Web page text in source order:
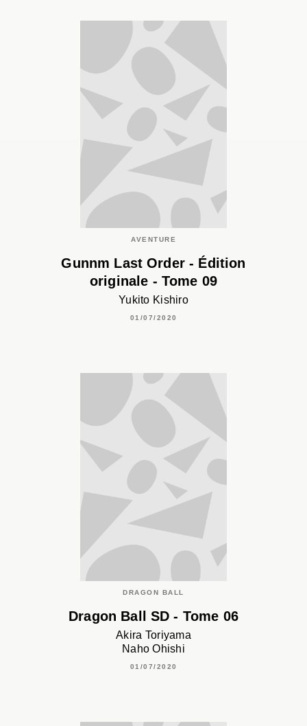
AVENTURE
Gunnm Last Order - Édition
originale - Tome 09
Yukito Kishiro
01/07/2020
DRAGON BALL
Dragon Ball SD - Tome 06
Akira Toriyama
Naho Ohishi
01/07/2020